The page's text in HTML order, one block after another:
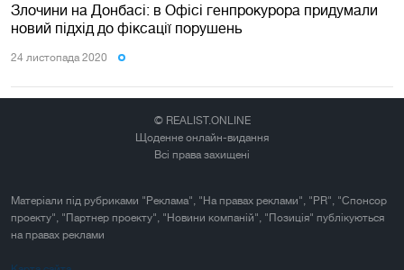
Злочини на Донбасі: в Офісі генпрокурора придумали
новий підхід до фіксації порушень
24 листопада 2020
© REALIST.ONLINE
Щоденне онлайн-видання
Всі права захищені
Матеріали під рубриками "Реклама", "На правах реклами", "PR", "Спонсор
проекту", "Партнер проекту", "Новини компаній", "Позиція" публікуються
на правах реклами